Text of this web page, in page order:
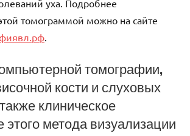
уха. Подробнее
томограммой можно на сайте
.
томографии,
кости и слуховых
клиническое
метода визуализации